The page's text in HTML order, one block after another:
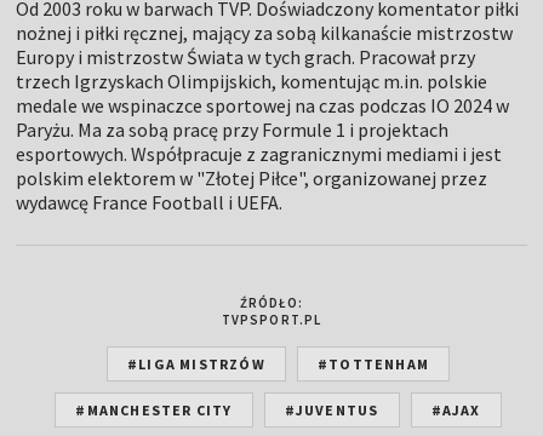
Od 2003 roku w barwach TVP. Doświadczony komentator piłki
nożnej i piłki ręcznej, mający za sobą kilkanaście mistrzostw
Europy i mistrzostw Świata w tych grach. Pracował przy
trzech Igrzyskach Olimpijskich, komentując m.in. polskie
medale we wspinaczce sportowej na czas podczas IO 2024 w
Paryżu. Ma za sobą pracę przy Formule 1 i projektach
esportowych. Współpracuje z zagranicznymi mediami i jest
polskim elektorem w "Złotej Piłce", organizowanej przez
wydawcę France Football i UEFA.
ŹRÓDŁO:
TVPSPORT.PL
#LIGA MISTRZÓW #TOTTENHAM
#MANCHESTER CITY #JUVENTUS #AJAX